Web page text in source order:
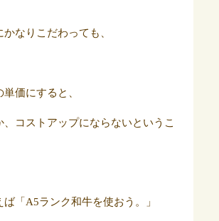
なりこだわっても、
価にすると、
、コストアップにならないというこ
「A5ランク和牛を使おう。」